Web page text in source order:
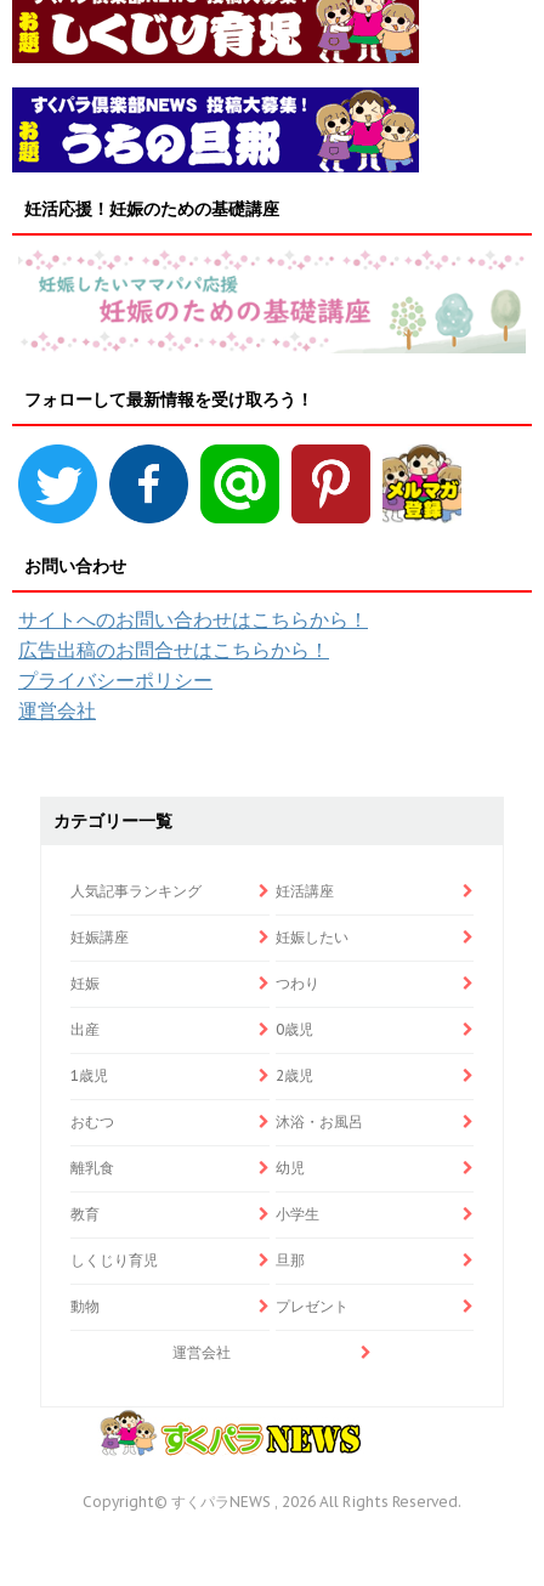
妊活応援！妊娠のための基礎講座
フォローして最新情報を受け取ろう！
お問い合わせ
サイトへのお問い合わせはこちらから！
広告出稿のお問合せはこちらから！
プライバシーポリシー
運営会社
カテゴリー一覧
人気記事ランキング 妊活講座
妊娠講座 妊娠したい
妊娠 つわり
出産 0歳児
1歳児 2歳児
おむつ 沐浴・お風呂
離乳食 幼児
教育 小学生
しくじり育児 旦那
動物 プレゼント
運営会社
Copyright© すくパラNEWS , 2026 All Rights Reserved.